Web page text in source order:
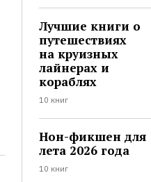
Лучшие книги о
путешествиях
на круизных
лайнерах и
кораблях
10 книг
Нон-фикшен для
лета 2026 года
10 книг